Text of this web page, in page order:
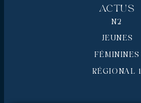
Actus
N2
JEUNES
FÉMININES
RÉGIONAL 1